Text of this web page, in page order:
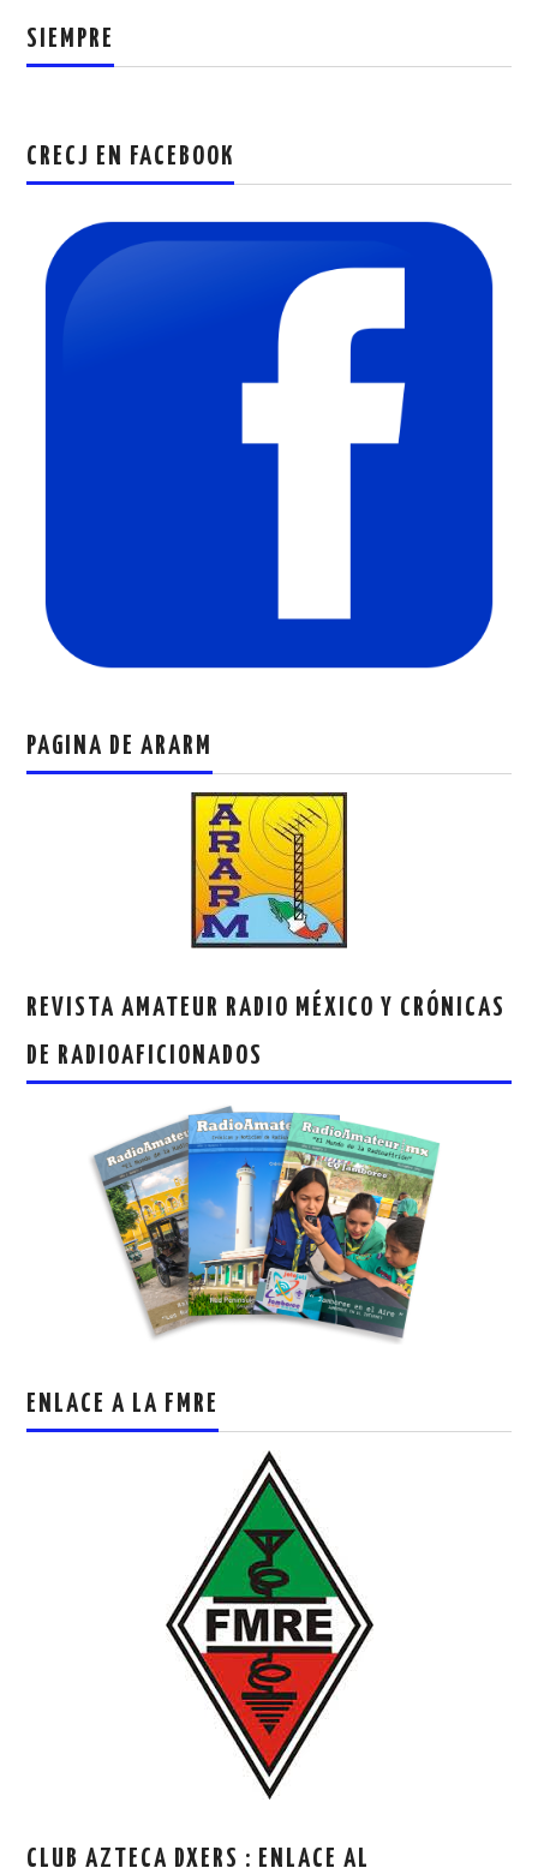
SIEMPRE
CRECJ EN FACEBOOK
PAGINA DE ARARM
REVISTA AMATEUR RADIO MÉXICO Y CRÓNICAS
DE RADIOAFICIONADOS
ENLACE A LA FMRE
CLUB AZTECA DXERS : ENLACE AL